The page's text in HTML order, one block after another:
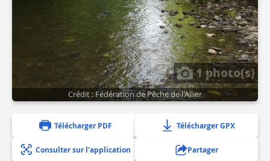
1 photo(s)
Crédit : Fédération de Pêche de l'Allier
Télécharger PDF Télécharger GPX
Consulter sur l'application Partager